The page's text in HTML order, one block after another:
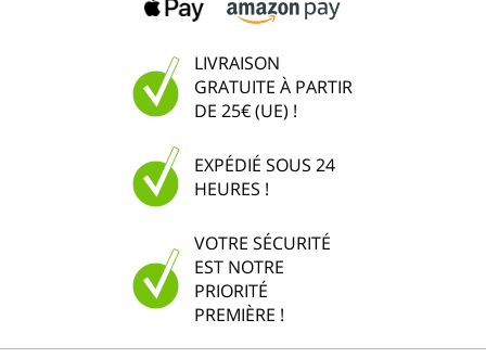
LIVRAISON
GRATUITE À PARTIR
DE 25€ (UE) !
EXPÉDIÉ SOUS 24
HEURES !
VOTRE SÉCURITÉ
EST NOTRE
PRIORITÉ
PREMIÈRE !